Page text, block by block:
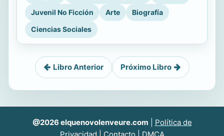
Juvenil No Ficción
Arte
Biografía
Ciencias Sociales
Libro Anterior Próximo Libro
@2026 elquenovolenveure.com
Política de
Privacidad
Contacto DMCA